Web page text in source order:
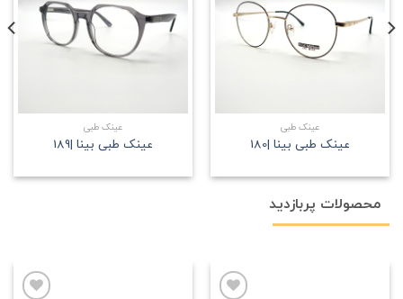
علاقه
مندی
عینک طبی
عینک طبی بینا |180
علاقه
مندی
عینک طبی
عینک طبی بینا |189
محصولات پربازدید